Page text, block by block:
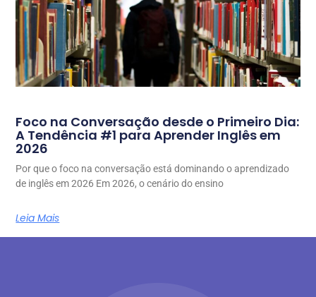
Foco na Conversação desde o Primeiro Dia:
A Tendência #1 para Aprender Inglês em
2026
Por que o foco na conversação está dominando o aprendizado
de inglês em 2026 Em 2026, o cenário do ensino
Leia Mais